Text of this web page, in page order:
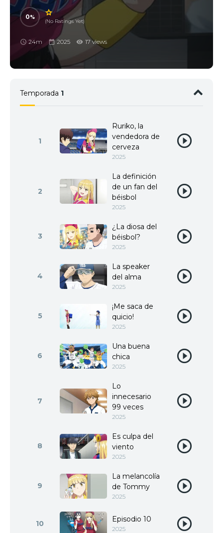
0
(No Ratings Yet)
24m 2025 17 views
Temporada 1
1
Ruriko, la
vendedora de
cerveza
2025
2
La definición
de un fan del
béisbol
2025
3
¿La diosa del
béisbol?
2025
4
La speaker
del alma
2025
5
¡Me saca de
quicio!
2025
6
Una buena
chica
2025
7
Lo
innecesario
99 veces
2025
8
Es culpa del
viento
2025
9
La melancolía
de Tommy
2025
10 Episodio 10
2025